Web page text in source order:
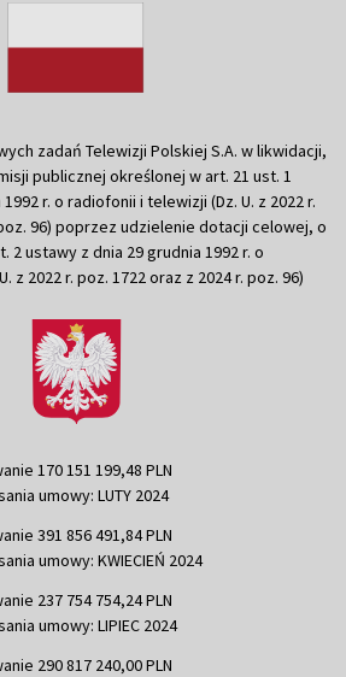
zadań Telewizji Polskiej S.A. w likwidacji,
publicznej określonej w art. 21 ust. 1
r. o radiofonii i telewizji (Dz. U. z 2022 r.
96) poprzez udzielenie dotacji celowej, o
2 ustawy z dnia 29 grudnia 1992 r. o
z 2022 r. poz. 1722 oraz z 2024 r. poz. 96)
170 151 199,48 PLN
umowy: LUTY 2024
391 856 491,84 PLN
umowy: KWIECIEŃ 2024
237 754 754,24 PLN
umowy: LIPIEC 2024
290 817 240,00 PLN